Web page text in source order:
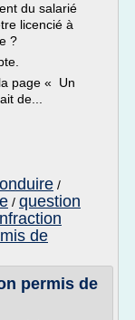
du salarié
licencié à
?
page « Un
de...
/
/ question
de
permis de